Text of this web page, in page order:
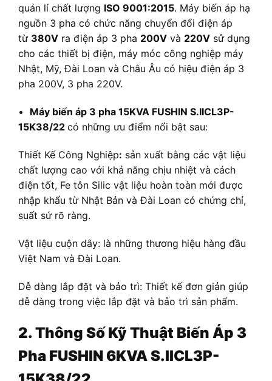
quản lí chất lượng ISO 9001:2015. Máy biến áp hạ
nguồn 3 pha có chức năng chuyển đổi điện áp
từ 380V ra điện áp 3 pha 200V và 220V sử dụng
cho các thiết bị điện, máy móc công nghiệp máy
Nhật, Mỹ, Đài Loan và Châu Âu có hiệu điện áp 3
pha 200V, 3 pha 220V.
• Máy biến áp 3 pha 15KVA FUSHIN S.IICL3P-
15K38/22 có những ưu điểm nổi bật sau:
Thiết Kế Công Nghiệp: sản xuất bằng các vật liệu
chất lượng cao với khả năng chịu nhiệt và cách
điện tốt, Fe tôn Silic vật liệu hoàn toàn mới được
nhập khẩu từ Nhật Bản và Đài Loan có chứng chỉ,
suất sứ rõ ràng.
Vật liệu cuộn dây: là những thương hiệu hàng đầu
Việt Nam và Đài Loan.
Dễ dàng lắp đặt và bảo trì: Thiết kế đơn giản giúp
dễ dàng trong việc lắp đặt và bảo trì sản phẩm.
2. Thông Số Kỹ Thuật Biến Áp 3
Pha FUSHIN 6KVA S.IICL3P-